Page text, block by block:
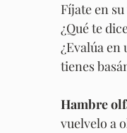
Fíjate en
¿Qué te
¿Evalúa en
tienes
Hambre
vuelvelo a